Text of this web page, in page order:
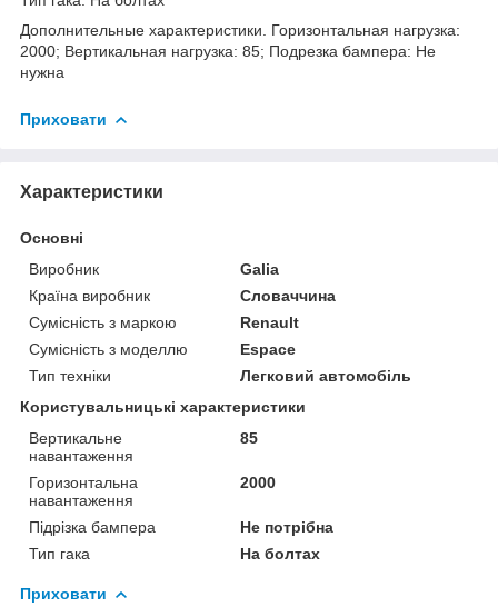
Дополнительные характеристики. Горизонтальная нагрузка:
2000; Вертикальная нагрузка: 85; Подрезка бампера: Не
нужна
Приховати
Характеристики
Основні
Виробник
Galia
Країна виробник
Словаччина
Сумісність з маркою
Renault
Сумісність з моделлю
Espace
Тип техніки
Легковий автомобіль
Користувальницькі характеристики
Вертикальне
навантаження
85
Горизонтальна
навантаження
2000
Підрізка бампера
Не потрібна
Тип гака
На болтах
Приховати